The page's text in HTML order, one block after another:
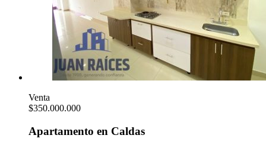
Venta
$350.000.000
Apartamento en Caldas